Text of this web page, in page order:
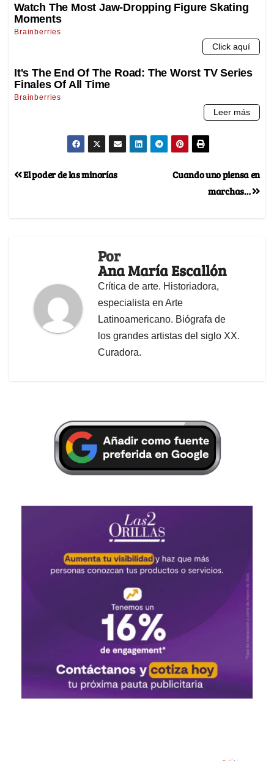
Cuando uno piensa en
marchas…
El poder de las minorías
Por
Ana María Escallón
Crítica de arte. Historiadora,
especialista en Arte
Latinoamericano. Biógrafa de
los grandes artistas del siglo XX.
Curadora.